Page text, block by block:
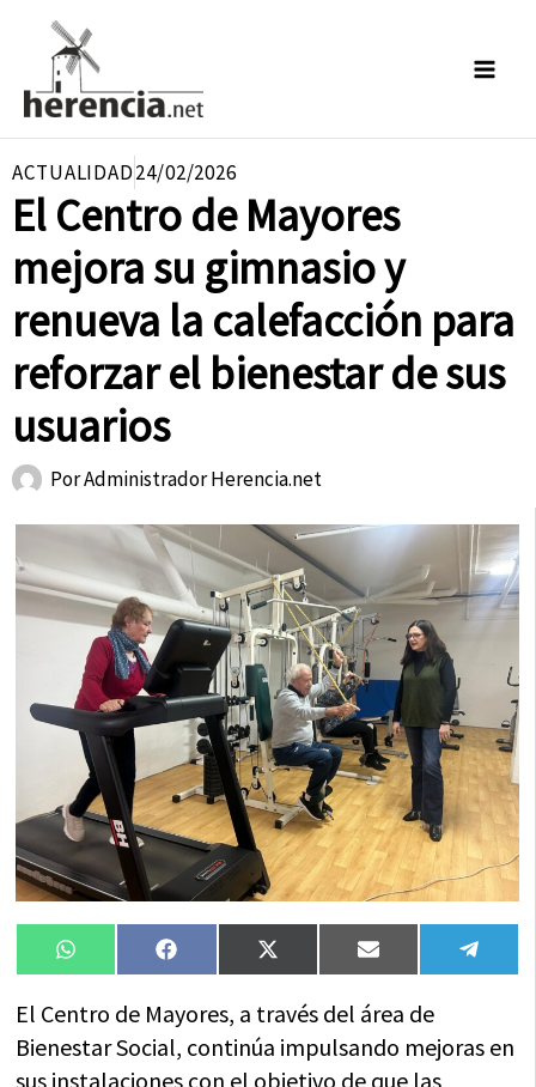
contenido
ACTUALIDAD24/02/2026
El Centro de Mayores
mejora su gimnasio y
renueva la calefacción para
reforzar el bienestar de sus
usuarios
PorAdministrador Herencia.net
Compartir
en
WhatsAppCompartir
en
FacebookCompartir
en
X
(Twitter)
Compartir
en
Email
en
El Centro de Mayores, a través del área de
Bienestar Social, continúa impulsando mejoras en
sus instalaciones con el objetivo de que las